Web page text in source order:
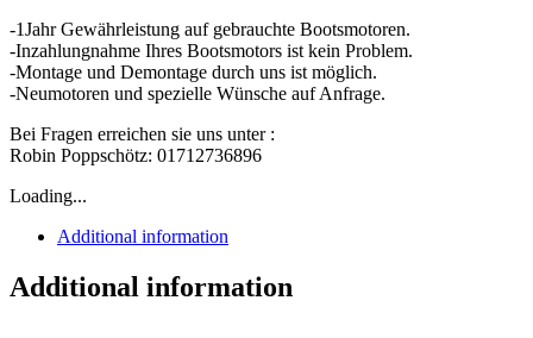
-1Jahr Gewährleistung auf gebrauchte Bootsmotoren.
-Inzahlungnahme Ihres Bootsmotors ist kein Problem.
-Montage und Demontage durch uns ist möglich.
-Neumotoren und spezielle Wünsche auf Anfrage.
Bei Fragen erreichen sie uns unter :
Robin Poppschötz: 01712736896
Loading...
Additional information
Additional information